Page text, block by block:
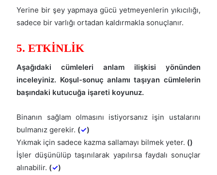
Yerine bir şey yapmaya gücü yetmeyenlerin yıkıcılığı,
sadece bir varlığı ortadan kaldırmakla sonuçlanır.
5. ETKİNLİK
Aşağıdaki cümleleri anlam ilişkisi yönünden
inceleyiniz. Koşul-sonuç anlamı taşıyan cümlelerin
başındaki kutucuğa işareti koyunuz.
Binanın sağlam olmasını istiyorsanız işin ustalarını
bulmanız gerekir. (✓)
Yıkmak için sadece kazma sallamayı bilmek yeter. ()
İşler düşünülüp taşınılarak yapılırsa faydalı sonuçlar
alınabilir. (✓)